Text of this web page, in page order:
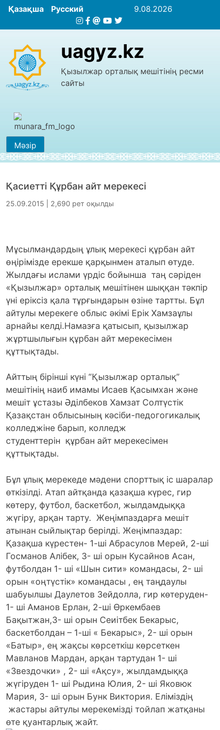
Қазақша Русский 9.08.2026
uagyz.kz
Қызылжар орталық мешітінің ресми
сайты
Мәзір
Қасиетті Құрбан айт мерекесі
25.09.2015 | 2,690 рет оқылды
Мұсылмандардың ұлық мерекесі құрбан айт
өңірімізде ерекше қарқынмен аталып өтуде.
Жылдағы ислами үрдіс бойынша таң сәріден
«Қызылжар» орталық мешітінен шыққан тәкпір
үні еріксіз қала тұрғындарын өзіне тартты. Бұл
айтулы мерекеге облыс әкімі Ерік Хамзаұлы
арнайы келді.Намазға қатысып, қызылжар
жұртшылығын құрбан айт мерекесімен
құттықтады.
Айттың бірінші күні “Қызылжар орталық”
мешітінің наиб имамы Исаев Қасымхан және
мешіт ұстазы Әділбеков Хамзат Солтүстік
Қазақстан облысының кәсіби-педогогикалық
колледжіне барып, колледж
студенттерін құрбан айт мерекесімен
құттықтады.
Бұл ұлық мерекеде мәдени спорттық іс шаралар
өткізілді. Атап айтқанда қазақша күрес, гир
көтеру, футбол, баскетбол, жылдамдыққа
жүгіру, арқан тарту. Жеңімпаздарға мешіт
атынан сыйлықтар берілді. Жеңімпаздар:
Қазақша күрестен- 1-ші Абрасулов Мерей, 2-ші
Госманов Алібек, 3- ші орын Кусайнов Асан,
футболдан 1- ші «Шын сити» командасы, 2- ші
орын «оңтүстік» командасы , ең таңдаулы
шабуылшы Даулетов Зейдолла, гир көтеруден-
1- ші Аманов Ерлан, 2-ші Өркембаев
Бақытжан,3- ші орын Сеиітбек Бекарыс,
баскетболдан – 1-ші « Бекарыс», 2- ші орын
«Батыр», ең жақсы көрсеткіш көрсеткен
Мавланов Мардан, арқан тартудан 1- ші
«Звездочки» , 2- ші «Ақсу», жылдамдыққа
жүгіруден 1- ші Рыдина Юлия, 2- ші Яковюк
Мария, 3- ші орын Бунк Виктория. Еліміздің
жастары айтулы мерекемізді тойлап жатқаны
өте қуантарлық жайт.